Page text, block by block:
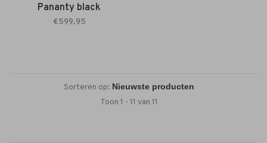
Pananty black
€599,95
Sorteren op:
Toon 1 - 11 van 11